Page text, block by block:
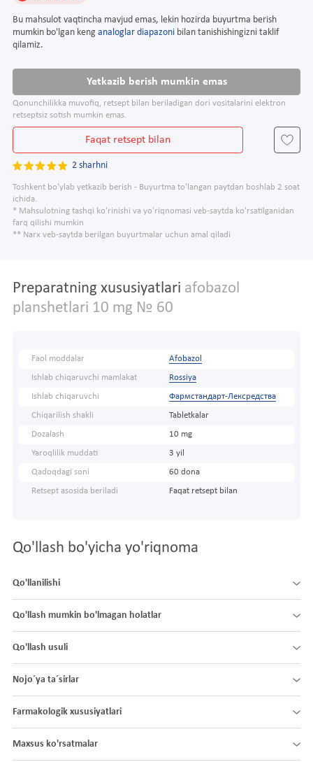
Bu mahsulot vaqtincha mavjud emas, lekin hozirda buyurtma berish
mumkin bo'lgan keng analoglar diapazoni bilan tanishishingizni taklif
qilamiz.
Yetkazib berish mumkin emas
Qonunchilikka muvofiq, retsept bilan beriladigan dori vositalarini elektron
retseptsiz sotish mumkin emas.
Faqat retsept bilan
2 sharhni
Toshkent bo'ylab yetkazib berish - Buyurtma to'langan paytdan boshlab 2 soat
ichida.
* Mahsulotning tashqi ko'rinishi va yo'riqnomasi veb-saytda ko'rsatilganidan
farq qilishi mumkin
** Narx veb-saytda berilgan buyurtmalar uchun amal qiladi
Preparatning xususiyatlari afobazol
planshetlari 10 mg № 60
Faol moddalar Afobazol
Ishlab chiqaruvchi mamlakat Rossiya
Ishlab chiqaruvchi Фармстандарт-Лексредства
Chiqarilish shakli Tabletkalar
Dozalash 10 mg
Yaroqlilik muddati 3 yil
Qadoqdagi soni 60 dona
Retsept asosida beriladi Faqat retsept bilan
Qo'llash bo'yicha yo'riqnoma
Qo'llanilishi
Qo'llash mumkin bo'lmagan holatlar
Qo'llash usuli
Nojo´ya ta´sirlar
Farmakologik xususiyatlari
Maxsus ko'rsatmalar